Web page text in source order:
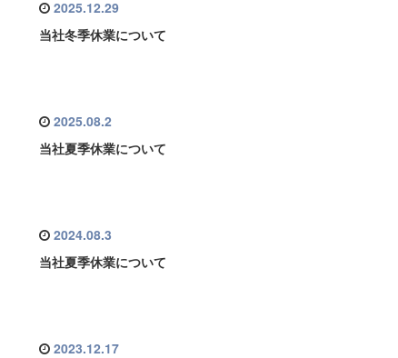
2025.12.29
当社冬季休業について
2025.08.2
当社夏季休業について
2024.08.3
当社夏季休業について
2023.12.17